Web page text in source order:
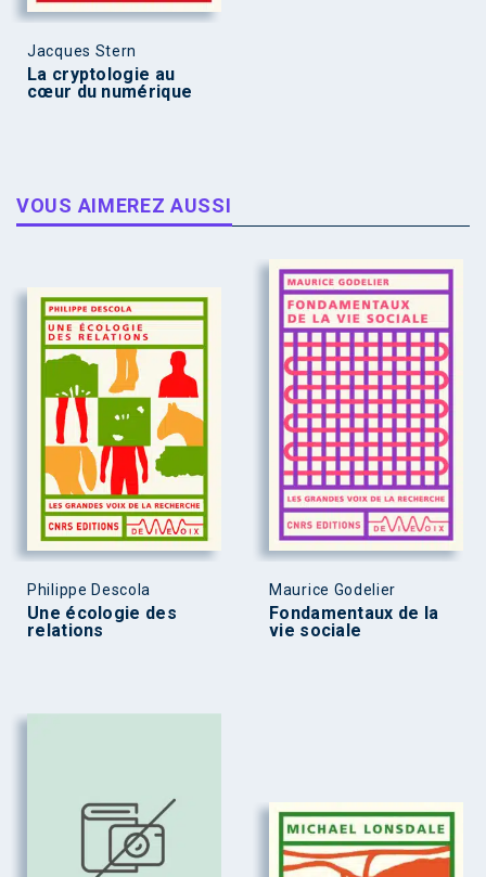
Jacques Stern
La cryptologie au
cœur du numérique
VOUS AIMEREZ AUSSI
Philippe Descola
Une écologie des
relations
Maurice Godelier
Fondamentaux de la
vie sociale